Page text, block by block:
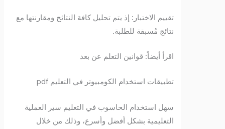
تقييم الاختبار: إذ يتم تحليل كافة النتائج ومقارنتها مع
نتائج مُسبقة للطلبة.
اقرأ أيضاً: قوانين التعلم عن بعد
تطبيقات استخدام الكومبيوتر في التعليم pdf
سهل استخدام الحاسوب في التعليم سير العملية
التعليمية بشكل أفضل وأسرع، وذلك من خلال